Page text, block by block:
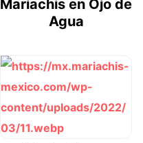
Mariachis en Ojo de
Agua